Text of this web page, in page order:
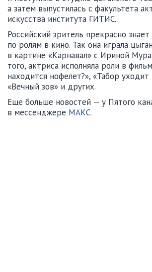
а затем выпустилась с факультета
искусства института ГИТИС.
Российский зритель прекрасно
по ролям в кино. Так она играла
в картине «Карнавал» с Ириной
того, актриса исполняла роли в
находится нофелет?», «Табор уходит
«Вечный зов» и других.
Еще больше новостей — у Пятого
в мессенджере МАКС.